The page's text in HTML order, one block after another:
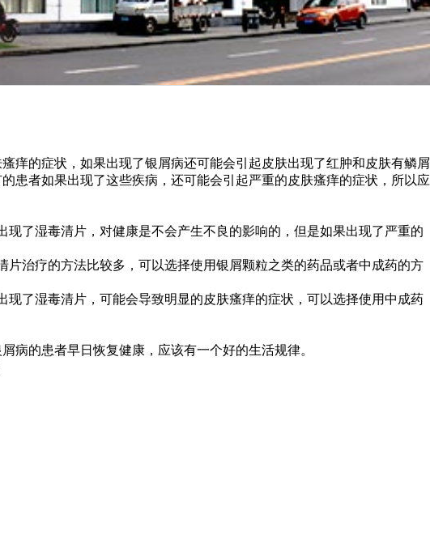
痒的症状，如果出现了银屑病还可能会引起皮肤出现了红肿和皮肤有鳞屑
患者如果出现了这些疾病，还可能会引起严重的皮肤瘙痒的症状，所以应
了湿毒清片，对健康是不会产生不良的影响的，但是如果出现了严重的
治疗的方法比较多，可以选择使用银屑颗粒之类的药品或者中成药的方
了湿毒清片，可能会导致明显的皮肤瘙痒的症状，可以选择使用中成药
病的患者早日恢复健康，应该有一个好的生活规律。